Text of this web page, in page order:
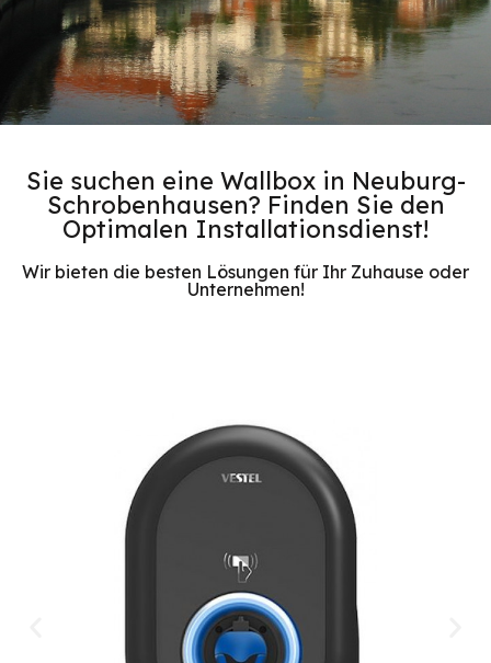
Sie suchen eine Wallbox in Neuburg-
Schrobenhausen? Finden Sie den
Optimalen Installationsdienst!
Wir bieten die besten Lösungen für Ihr Zuhause oder
Unternehmen!